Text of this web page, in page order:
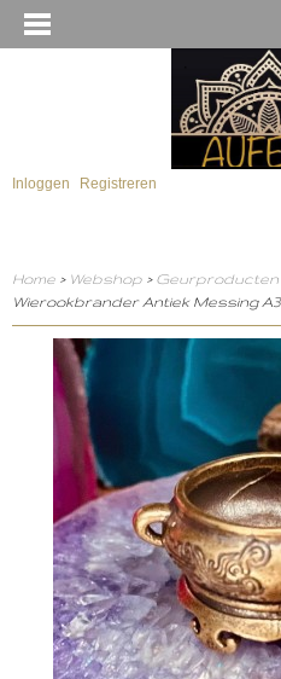
Inloggen Registreren
Home > Webshop > Geurproducten
Wierookbrander Antiek Messing A3